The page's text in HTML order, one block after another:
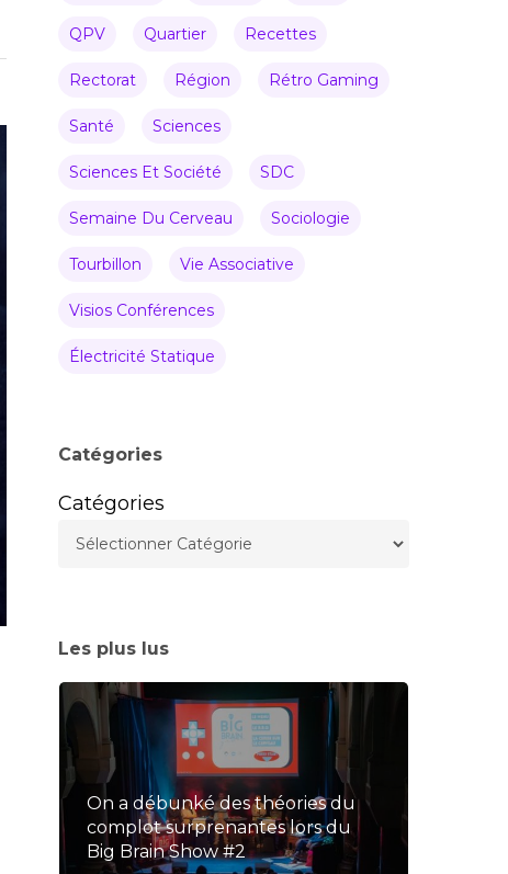
QPV Quartier Recettes
Rectorat Région Rétro Gaming
Santé Sciences
Sciences Et Société SDC
Semaine Du Cerveau Sociologie
Tourbillon Vie Associative
Visios Conférences
Électricité Statique
Catégories
Catégories
Les plus lus
On a débunké des théories du
complot surprenantes lors du
Big Brain Show #2